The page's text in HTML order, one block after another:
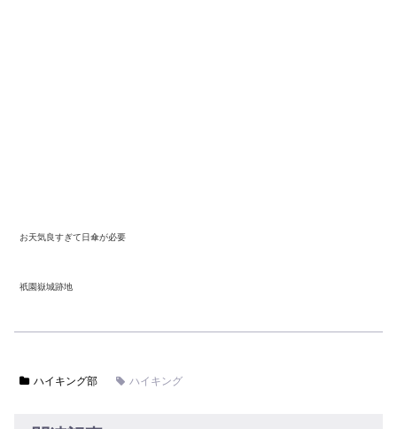
お天気良すぎて日傘が必要
祇園嶽城跡地
ハイキング部 ハイキング